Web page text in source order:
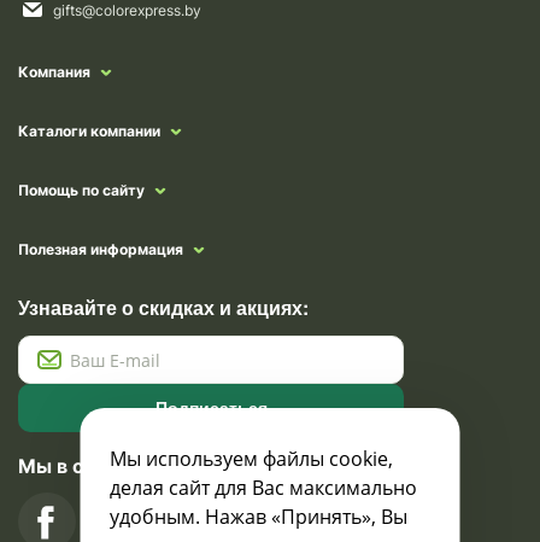
gifts@colorexpress.by
Компания
Каталоги компании
Помощь по сайту
Полезная информация
Узнавайте о скидках и акциях:
Подписаться
Мы в социальных сетях
Мы используем файлы cookie,
делая сайт для Вас максимально
удобным. Нажав «Принять», Вы